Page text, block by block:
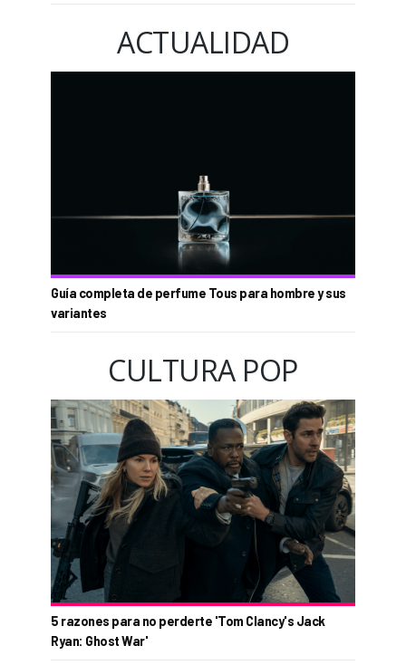
ACTUALIDAD
Guía completa de perfume Tous para hombre y sus
variantes
CULTURA POP
5 razones para no perderte 'Tom Clancy's Jack
Ryan: Ghost War'